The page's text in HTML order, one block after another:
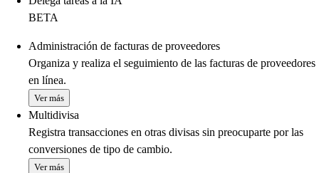
BETA
Administración de facturas de proveedores
Organiza y realiza el seguimiento de las facturas de proveedores
en línea.
Ver más
Multidivisa
Registra transacciones en otras divisas sin preocuparte por las
conversiones de tipo de cambio.
Ver más